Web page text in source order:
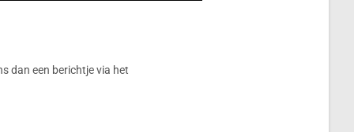
dan een berichtje via het